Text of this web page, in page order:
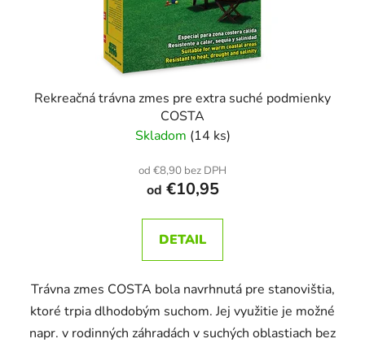
Rekreačná trávna zmes pre extra suché podmienky
COSTA
Skladom (14 ks)
od €8,90 bez DPH
od €10,95
DETAIL
Trávna zmes COSTA bola navrhnutá pre stanovištia,
ktoré trpia dlhodobým suchom. Jej využitie je možné
napr. v rodinných záhradách v suchých oblastiach bez